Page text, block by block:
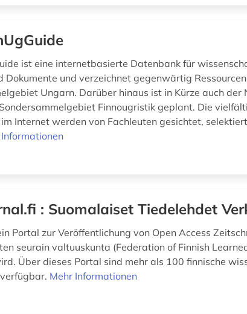
ist eine internetbasierte Datenbank für
Dokumente und verzeichnet gegenwärtig
Ungarn. Darüber hinaus ist in Kürze auch der
Finnougristik geplant. Die
Internet werden von Fachleuten gesichtet,
: Suomalaiset Tiedelehdet
Portal zur Veröffentlichung von Open Access
seurain valtuuskunta (Federation of Finnish
Über dieses Portal sind mehr als 100 finnische
Mehr Informationen